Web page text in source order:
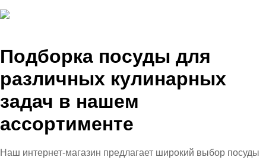
Подборка посуды для
различных кулинарных
задач в нашем
ассортименте
Наш интернет-магазин предлагает широкий выбор посуды